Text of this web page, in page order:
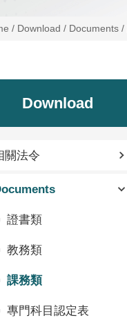
/ Download / Documents /
Download
關法令
證書類
教務類
課務類
專門科目認定表